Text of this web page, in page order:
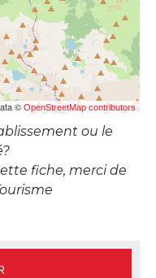
© OpenStreetMap contributors
ou le
fiche, merci de